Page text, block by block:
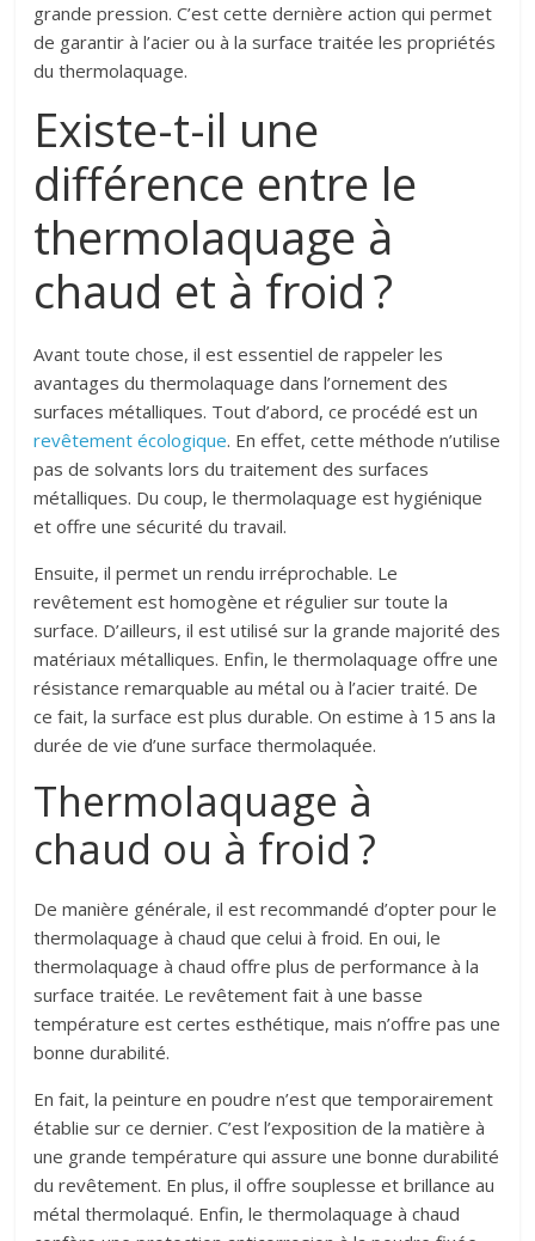
grande pression. C’est cette dernière action qui permet
de garantir à l’acier ou à la surface traitée les propriétés
du thermolaquage.
Existe-t-il une
différence entre le
thermolaquage à
chaud et à froid ?
Avant toute chose, il est essentiel de rappeler les
avantages du thermolaquage dans l’ornement des
surfaces métalliques. Tout d’abord, ce procédé est un
revêtement écologique. En effet, cette méthode n’utilise
pas de solvants lors du traitement des surfaces
métalliques. Du coup, le thermolaquage est hygiénique
et offre une sécurité du travail.
Ensuite, il permet un rendu irréprochable. Le
revêtement est homogène et régulier sur toute la
surface. D’ailleurs, il est utilisé sur la grande majorité des
matériaux métalliques. Enfin, le thermolaquage offre une
résistance remarquable au métal ou à l’acier traité. De
ce fait, la surface est plus durable. On estime à 15 ans la
durée de vie d’une surface thermolaquée.
Thermolaquage à
chaud ou à froid ?
De manière générale, il est recommandé d’opter pour le
thermolaquage à chaud que celui à froid. En oui, le
thermolaquage à chaud offre plus de performance à la
surface traitée. Le revêtement fait à une basse
température est certes esthétique, mais n’offre pas une
bonne durabilité.
En fait, la peinture en poudre n’est que temporairement
établie sur ce dernier. C’est l’exposition de la matière à
une grande température qui assure une bonne durabilité
du revêtement. En plus, il offre souplesse et brillance au
métal thermolaqué. Enfin, le thermolaquage à chaud